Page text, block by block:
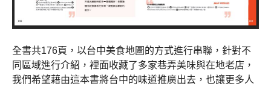
全書共176頁，以台中美食地圖的方式進行串聯，針對不
同區域進行介紹，裡面收藏了多家巷弄美味與在地老店，
我們希望藉由這本書將台中的味道推廣出去，也讓更多人